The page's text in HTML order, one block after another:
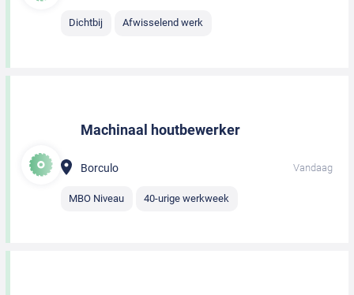
Dichtbij Afwisselend werk
Machinaal houtbewerker
Borculo Vandaag
MBO Niveau 40-urige werkweek